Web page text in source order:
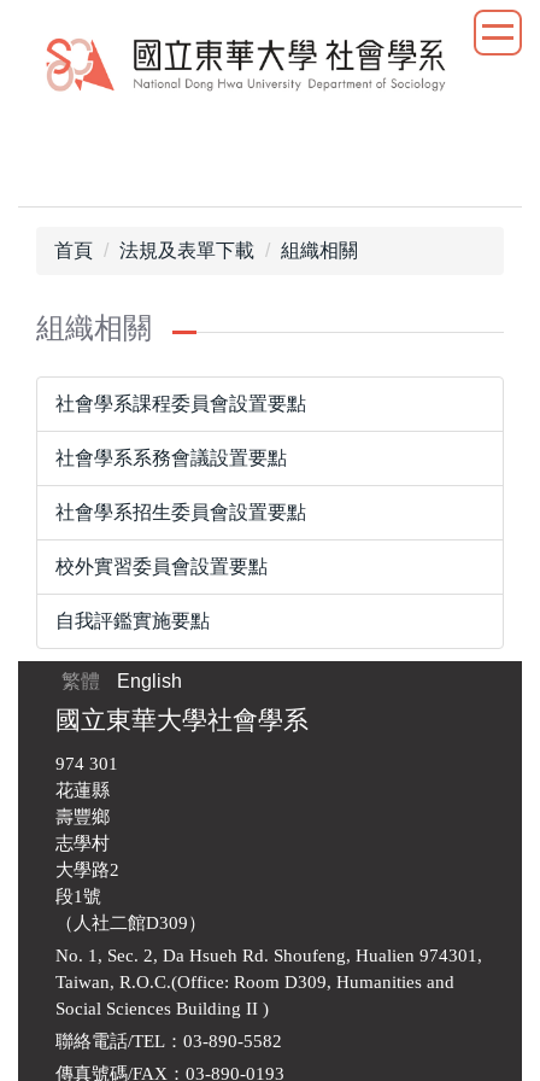
首頁 法規及表單下載 組織相關
組織相關
社會學系課程委員會設置要點
社會學系系務會議設置要點
社會學系招生委員會設置要點
校外實習委員會設置要點
自我評鑑實施要點
繁體 English
國立東華大學社會學系
974 301
花蓮縣
壽豐鄉
志學村
大學路2
段1號
（人社二館D309）
No. 1, Sec. 2, Da Hsueh Rd. Shoufeng, Hualien 974301,
Taiwan, R.O.C.(Office: Room D309, Humanities and
Social Sciences Building II )
聯絡電話/TEL：03-890-5582
傳真號碼/FAX：03-890-0193